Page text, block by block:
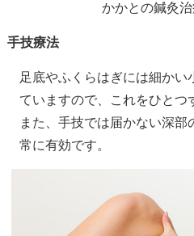
かかとの鍼灸治
手技療法
足底やふくらはぎには細かい
ていますので、これをひとつ
また、手技では届かない深
常に有効です。